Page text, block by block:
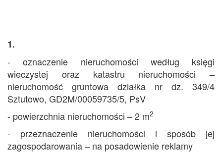
1.
- oznaczenie nieruchomości według księgi
wieczystej oraz katastru nieruchomości –
nieruchomość gruntowa działka nr dz. 349/4
Sztutowo, GD2M/00059735/5, PsV
- powierzchnia nieruchomości – 2 m2
- przeznaczenie nieruchomości i sposób jej
zagospodarowania – na posadowienie reklamy